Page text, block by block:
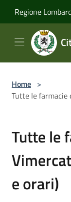
Regione
Home >
Tutte le farmacie
Tutte le
e orari)